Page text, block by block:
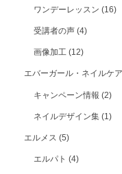
ワンデーレッスン(16)
受講者の声(4)
画像加工(12)
エバーガール・ネイルケ
キャンペーン情報(2)
ネイルデザイン集(1)
エルメス(5)
エルパト(4)